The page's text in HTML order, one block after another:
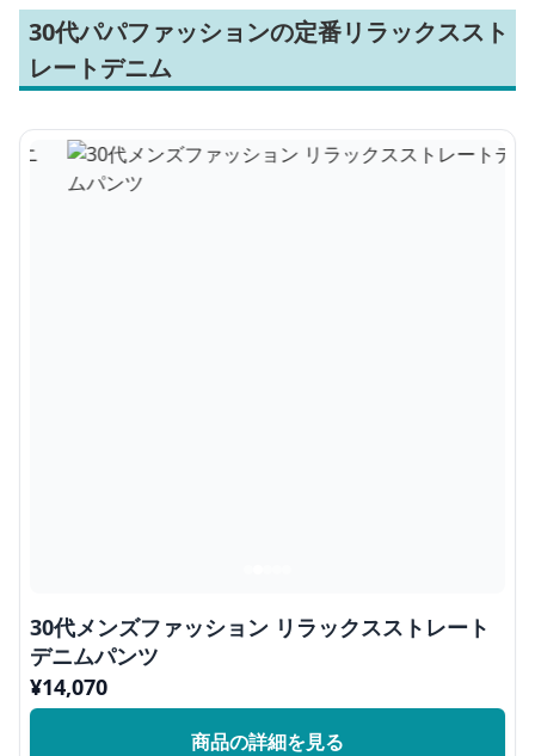
30代パパファッションの定番リラックススト
レートデニム
30代メンズファッション リラックスストレート
デニムパンツ
¥14,070
商品の詳細を見る